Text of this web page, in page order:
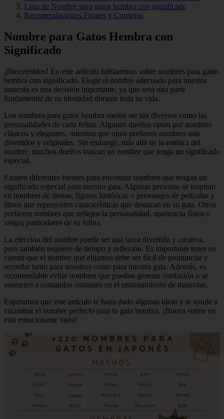
Lista de Nombre para gatos hembra con significado
Recomendaciones Finales y Consejos
Nombre para Gatos Hembra con
Significado
¡Bienvenidos! En este artículo hablaremos sobre nombres para gatos
hembra con significado. Elegir el nombre adecuado para nuestra
mascota es una decisión importante, ya que será una parte
fundamental de su identidad durante toda su vida.
Los nombres para gatos hembra suelen ser tan diversos como las
personalidades de cada felina. Algunos dueños optan por nombres
clásicos y elegantes, mientras que otros prefieren nombres más
divertidos y originales. Sin embargo, más allá de la estética del
nombre, muchos dueños buscan un nombre que tenga un significado
especial.
Existen diferentes fuentes para encontrar nombres que tengan un
significado especial para nuestra gata. Algunas personas se inspiran
en nombres de diosas, figuras históricas o personajes de películas y
libros que representen características que destacan en su gata. Otros
prefieren nombres que reflejen la personalidad, apariencia física o
rasgos particulares de su felina.
La elección del nombre puede ser una tarea divertida y creativa,
pero también requiere de tiempo y reflexión. Es importante tener en
cuenta que el nombre que elijamos debe ser fácil de pronunciar y
recordar tanto para nosotros como para nuestra gata. Además, es
recomendable evitar nombres que puedan generar confusión o se
asemejen a comandos comunes en el entrenamiento de mascotas.
Esperamos que este artículo te haya dado algunas ideas y te ayude a
encontrar el nombre perfecto para tu gata hembra. ¡Buena suerte en
esta emocionante tarea!